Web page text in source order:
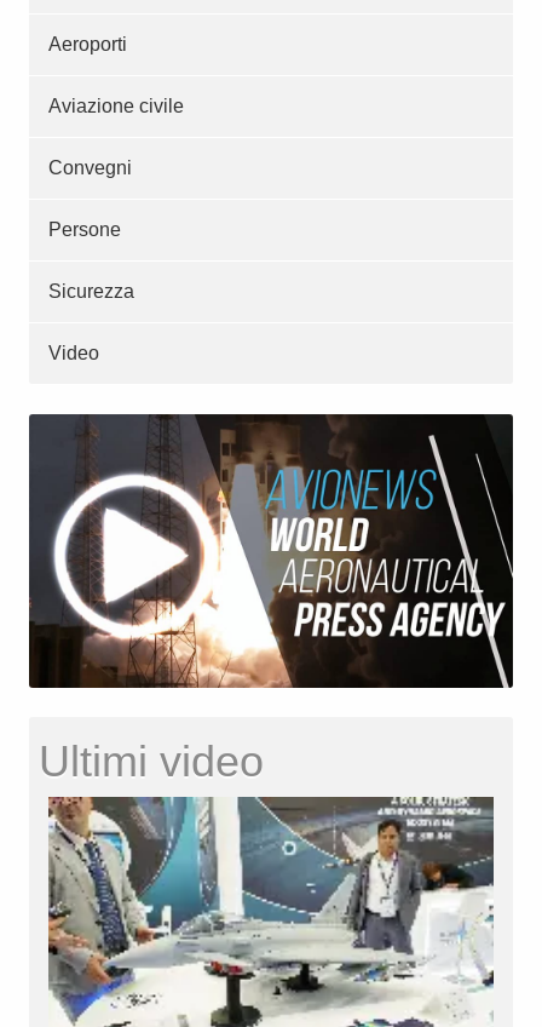
Aeroporti
Aviazione civile
Convegni
Persone
Sicurezza
Video
Ultimi video